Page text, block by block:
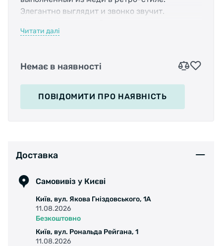
Элегантно выглядит и звонко звучит.
?25,4 до ?31,8
Читати далі
Немає в наявності
ПОВІДОМИТИ ПРО НАЯВНІСТЬ
Доставка
Самовивіз у Києві
Київ, вул. Якова Гніздовського, 1А
11.08.2026
Безкоштовно
Київ, вул. Рональда Рейгана, 1
11.08.2026